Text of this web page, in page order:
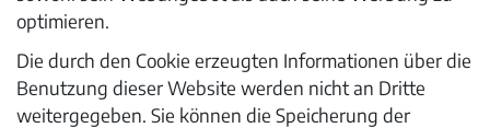
optimieren.
Die durch den Cookie erzeugten Informationen über die
Benutzung dieser Website werden nicht an Dritte
weitergegeben. Sie können die Speicherung der